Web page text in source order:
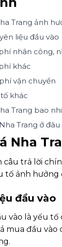
Trang ảnh
liệu đầu vào
nhân công,
khác
vận chuyển
khác
Trang bao
Trang ở
Nha
câu trả lời
tố ảnh hưởng
đầu vào
vào là yếu
mua đầu